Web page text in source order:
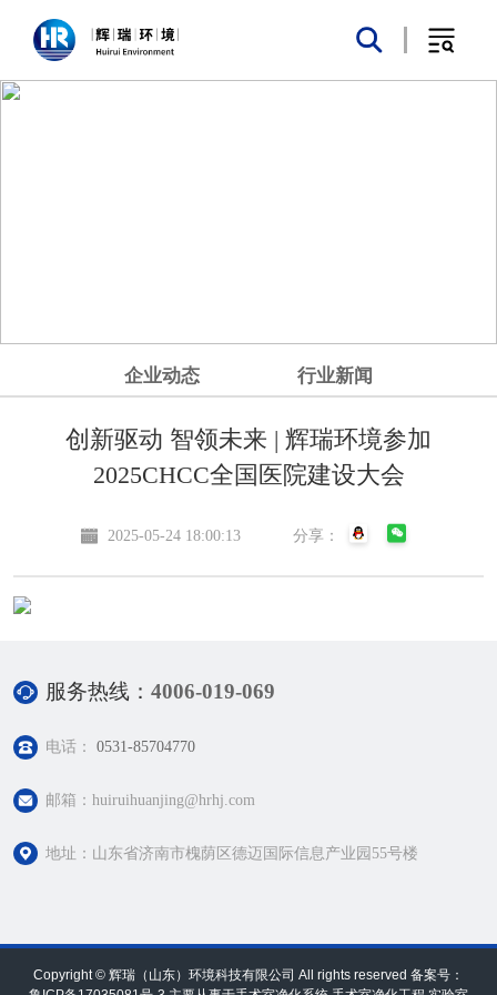
企业动态 行业新闻
创新驱动 智领未来 | 辉瑞环境参加
2025CHCC全国医院建设大会
2025-05-24 18:00:13 分享：
服务热线： 4006-019-069
电话： 0531-85704770
邮箱：huiruihuanjing@hrhj.com
地址：山东省济南市槐荫区德迈国际信息产业园55号楼
Copyright © 辉瑞（山东）环境科技有限公司 All rights reserved 备案号：